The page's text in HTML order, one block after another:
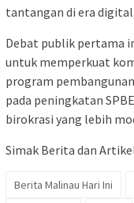
tantangan di era
Debat publik pertama
untuk memperkuat
program
pada peningkatan
birokrasi yang lebih
Simak Berita dan
Berita Malinau Hari Ini